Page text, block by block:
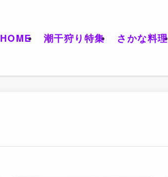
HOME 潮干狩り特集 さかな料理